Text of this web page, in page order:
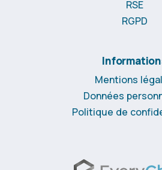
RSE
RGPD
Mentions
Données
Politique de